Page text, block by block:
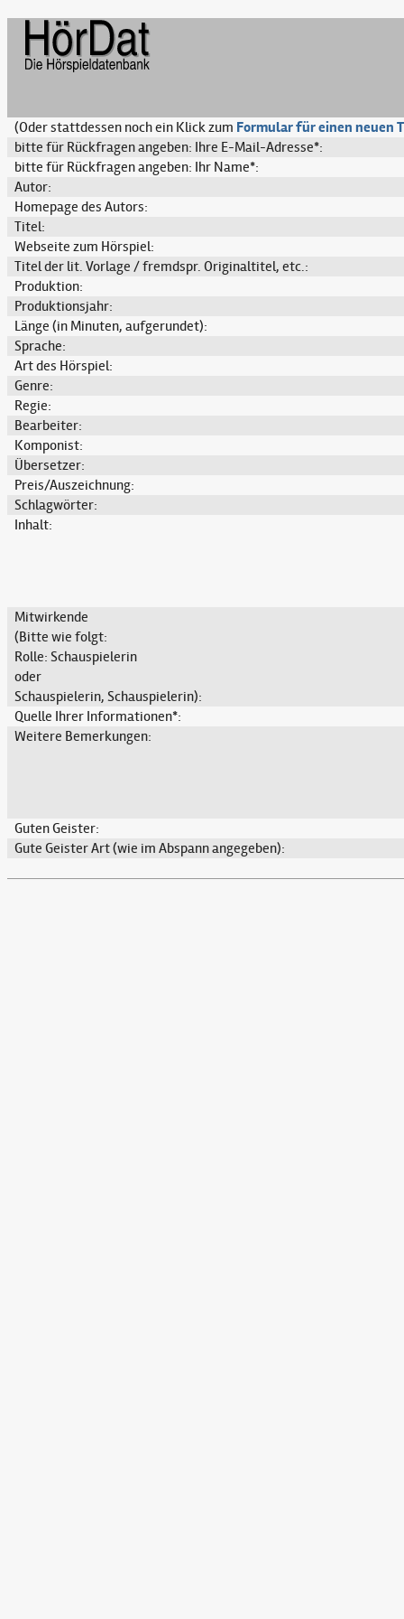
(Oder stattdessen noch ein Klick zum Formular für einen neuen
bitte für Rückfragen angeben: Ihre E-Mail-Adresse*:
bitte für Rückfragen angeben: Ihr Name*:
Autor:
Homepage des Autors:
Titel:
Webseite zum Hörspiel:
Titel der lit. Vorlage / fremdspr. Originaltitel, etc.:
Produktion:
Produktionsjahr:
Länge (in Minuten, aufgerundet):
Sprache:
Art des Hörspiel:
Genre:
Regie:
Bearbeiter:
Komponist:
Übersetzer:
Preis/Auszeichnung:
Schlagwörter:
Inhalt:
Mitwirkende
(Bitte wie folgt:
Rolle: Schauspielerin
oder
Schauspielerin, Schauspielerin):
Quelle Ihrer Informationen*:
Weitere Bemerkungen:
Guten Geister:
Gute Geister Art (wie im Abspann angegeben):